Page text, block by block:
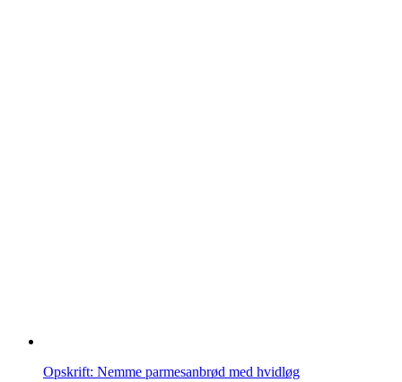
Opskrift: Nemme parmesanbrød med hvidløg